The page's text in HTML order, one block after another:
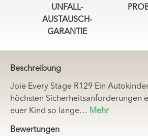
UNFALL-
AUSTAUSCH-
GARANTIE
Beschreibung
Joie Every Stage R129 Ein
höchsten Sicherheitsanforderungen
euer Kind so lange… Mehr
Bewertungen